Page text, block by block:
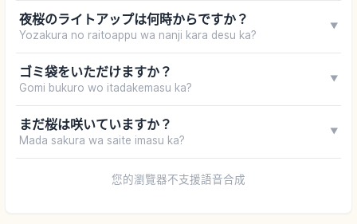
夜桜のライトアップは何時からですか？
Yozakura no raitoappu wa nanji kara desu ka?
▼
ゴミ袋をいただけますか？
Gomi bukuro wo itadakemasu ka?
▼
まだ桜は咲いていますか？
Mada sakura wa saite imasu ka?
▼
您的瀏覽器不支援語音合成